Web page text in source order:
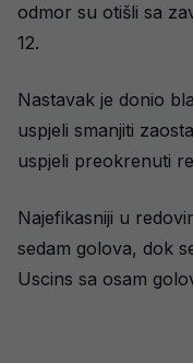
odmor su otišli sa
12.
Nastavak je donio
uspjeli smanjiti
uspjeli preokrenuti
Najefikasniji u
sedam golova, dok
Uscins sa osam